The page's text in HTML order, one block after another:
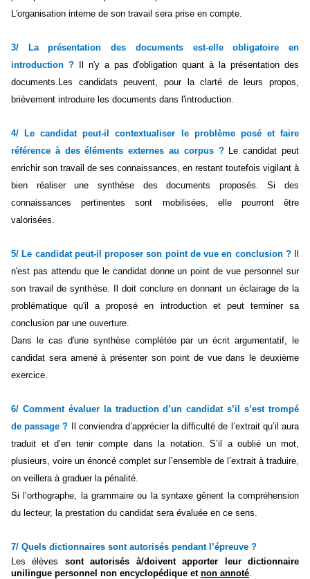
L'organisation interne de son travail sera prise en compte.
3/ La présentation des documents est-elle obligatoire en
introduction ? Il n'y a pas d'obligation quant à la présentation des
documents.Les candidats peuvent, pour la clarté de leurs propos,
brièvement introduire les documents dans l'introduction.
4/ Le candidat peut-il contextualiser le problème posé et faire
référence à des éléments externes au corpus ? Le candidat peut
enrichir son travail de ses connaissances, en restant toutefois vigilant à
bien réaliser une synthèse des documents proposés. Si des
connaissances pertinentes sont mobilisées, elle pourront être
valorisées.
5/ Le candidat peut-il proposer son point de vue en conclusion ?Il
n'est pas attendu que le candidat donne un point de vue personnel sur
son travail de synthèse. Il doit conclure en donnant un éclairage de la
problématique qu'il a proposé en introduction et peut terminer sa
conclusion par une ouverture.
Dans le cas d'une synthèse complétée par un écrit argumentatif, le
candidat sera amené à présenter son point de vue dans le deuxième
exercice.
6/ Comment évaluer la traduction d’un candidat s’il s’est trompé
de passage ? Il conviendra d’apprécier la difficulté de l’extrait qu’il aura
traduit et d’en tenir compte dans la notation. S’il a oublié un mot,
plusieurs, voire un énoncé complet sur l’ensemble de l’extrait à traduire,
on veillera à graduer la pénalité.
Si l’orthographe, la grammaire ou la syntaxe gênent la compréhension
du lecteur, la prestation du candidat sera évaluée en ce sens.
7/ Quels dictionnaires sont autorisés pendant l’épreuve ?
Les élèves sont autorisés à/doivent apporter leur dictionnaire
unilingue personnel non encyclopédique et non annoté